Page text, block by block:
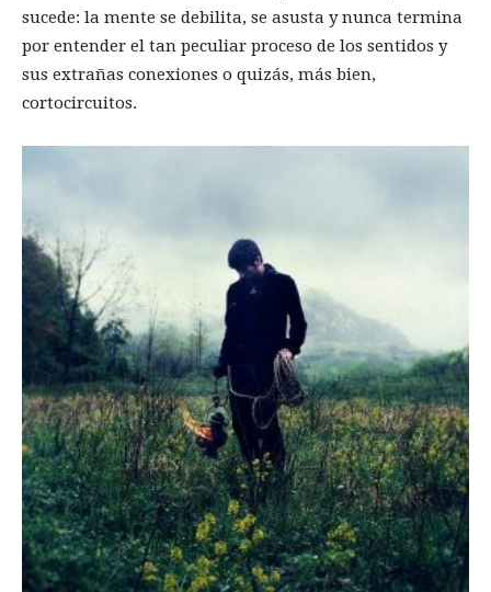
sucede: la mente se debilita, se asusta y nunca termina
por entender el tan peculiar proceso de los sentidos y
sus extrañas conexiones o quizás, más bien,
cortocircuitos.